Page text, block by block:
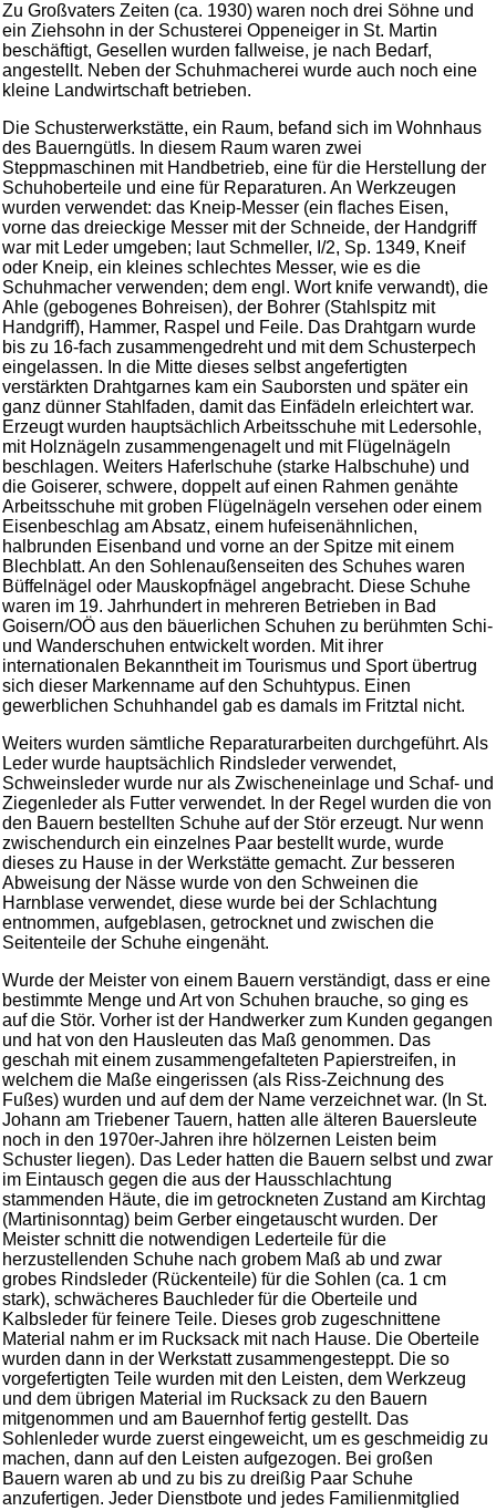
Zu Großvaters Zeiten (ca. 1930) waren noch drei Söhne und
ein Ziehsohn in der Schusterei Oppeneiger in St. Martin
beschäftigt, Gesellen wurden fallweise, je nach Bedarf,
angestellt. Neben der Schuhmacherei wurde auch noch eine
kleine Landwirtschaft betrieben.
Die Schusterwerkstätte, ein Raum, befand sich im Wohnhaus
des Bauerngütls. In diesem Raum waren zwei
Steppmaschinen mit Handbetrieb, eine für die Herstellung der
Schuhoberteile und eine für Reparaturen. An Werkzeugen
wurden verwendet: das Kneip-Messer (ein flaches Eisen,
vorne das dreieckige Messer mit der Schneide, der Handgriff
war mit Leder umgeben; laut Schmeller, I/2, Sp. 1349, Kneif
oder Kneip, ein kleines schlechtes Messer, wie es die
Schuhmacher verwenden; dem engl. Wort knife verwandt), die
Ahle (gebogenes Bohreisen), der Bohrer (Stahlspitz mit
Handgriff), Hammer, Raspel und Feile. Das Drahtgarn wurde
bis zu 16-fach zusammengedreht und mit dem Schusterpech
eingelassen. In die Mitte dieses selbst angefertigten
verstärkten Drahtgarnes kam ein Sauborsten und später ein
ganz dünner Stahlfaden, damit das Einfädeln erleichtert war.
Erzeugt wurden hauptsächlich Arbeitsschuhe mit Ledersohle,
mit Holznägeln zusammengenagelt und mit Flügelnägeln
beschlagen. Weiters Haferlschuhe (starke Halbschuhe) und
die Goiserer, schwere, doppelt auf einen Rahmen genähte
Arbeitsschuhe mit groben Flügelnägeln versehen oder einem
Eisenbeschlag am Absatz, einem hufeisenähnlichen,
halbrunden Eisenband und vorne an der Spitze mit einem
Blechblatt. An den Sohlenaußenseiten des Schuhes waren
Büffelnägel oder Mauskopfnägel angebracht. Diese Schuhe
waren im 19. Jahrhundert in mehreren Betrieben in Bad
Goisern/OÖ aus den bäuerlichen Schuhen zu berühmten Schi-
und Wanderschuhen entwickelt worden. Mit ihrer
internationalen Bekanntheit im Tourismus und Sport übertrug
sich dieser Markenname auf den Schuhtypus. Einen
gewerblichen Schuhhandel gab es damals im Fritztal nicht.
Weiters wurden sämtliche Reparaturarbeiten durchgeführt. Als
Leder wurde hauptsächlich Rindsleder verwendet,
Schweinsleder wurde nur als Zwischeneinlage und Schaf- und
Ziegenleder als Futter verwendet. In der Regel wurden die von
den Bauern bestellten Schuhe auf der Stör erzeugt. Nur wenn
zwischendurch ein einzelnes Paar bestellt wurde, wurde
dieses zu Hause in der Werkstätte gemacht. Zur besseren
Abweisung der Nässe wurde von den Schweinen die
Harnblase verwendet, diese wurde bei der Schlachtung
entnommen, aufgeblasen, getrocknet und zwischen die
Seitenteile der Schuhe eingenäht.
Wurde der Meister von einem Bauern verständigt, dass er eine
bestimmte Menge und Art von Schuhen brauche, so ging es
auf die Stör. Vorher ist der Handwerker zum Kunden gegangen
und hat von den Hausleuten das Maß genommen. Das
geschah mit einem zusammengefalteten Papierstreifen, in
welchem die Maße eingerissen (als Riss-Zeichnung des
Fußes) wurden und auf dem der Name verzeichnet war. (In St.
Johann am Triebener Tauern, hatten alle älteren Bauersleute
noch in den 1970er-Jahren ihre hölzernen Leisten beim
Schuster liegen). Das Leder hatten die Bauern selbst und zwar
im Eintausch gegen die aus der Hausschlachtung
stammenden Häute, die im getrockneten Zustand am Kirchtag
(Martinisonntag) beim Gerber eingetauscht wurden. Der
Meister schnitt die notwendigen Lederteile für die
herzustellenden Schuhe nach grobem Maß ab und zwar
grobes Rindsleder (Rückenteile) für die Sohlen (ca. 1 cm
stark), schwächeres Bauchleder für die Oberteile und
Kalbsleder für feinere Teile. Dieses grob zugeschnittene
Material nahm er im Rucksack mit nach Hause. Die Oberteile
wurden dann in der Werkstatt zusammengesteppt. Die so
vorgefertigten Teile wurden mit den Leisten, dem Werkzeug
und dem übrigen Material im Rucksack zu den Bauern
mitgenommen und am Bauernhof fertig gestellt. Das
Sohlenleder wurde zuerst eingeweicht, um es geschmeidig zu
machen, dann auf den Leisten aufgezogen. Bei großen
Bauern waren ab und zu bis zu dreißig Paar Schuhe
anzufertigen. Jeder Dienstbote und jedes Familienmitglied